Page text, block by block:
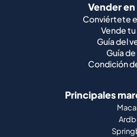
Vender
Conviértete
Vende
Guía del
Guía
Condición
Principales